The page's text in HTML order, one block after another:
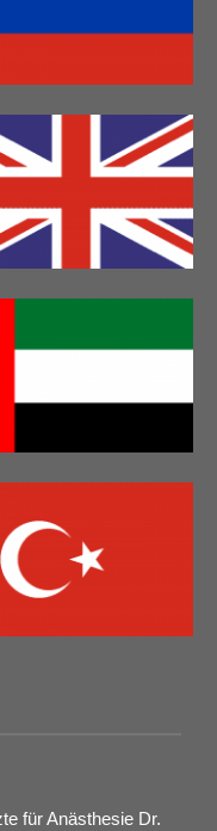
für Anästhesie Dr.